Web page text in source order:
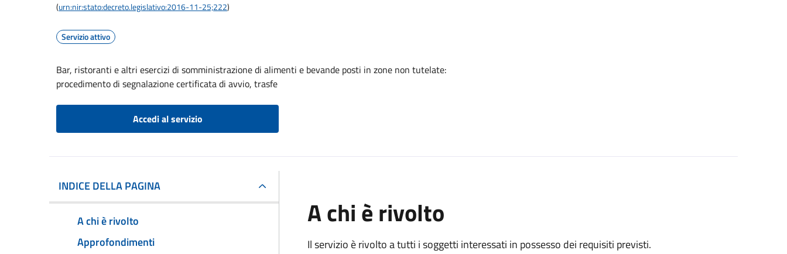
(urn:nir:stato:decreto.legislativo:2016-11-25;222)
Servizio attivo
Bar, ristoranti e altri esercizi di somministrazione di alimenti e bevande posti in zone non tutelate:
procedimento di segnalazione certificata di avvio, trasfe
Accedi al servizio
INDICE DELLA PAGINA
A chi è rivolto
Approfondimenti
A chi è rivolto
Il servizio è rivolto a tutti i soggetti interessati in possesso dei requisiti previsti.